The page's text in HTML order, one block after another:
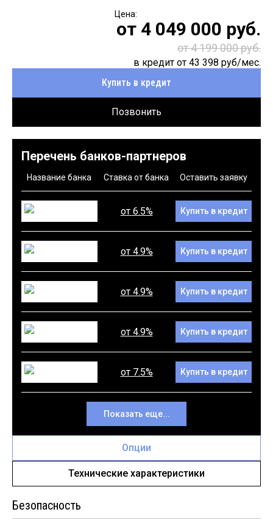
от 4 049 000 руб.
от 4 199 000 руб.
в кредит от 43 398 руб/мес.
Купить в кредит
Позвонить
Перечень банков-партнеров
Название банка Ставка от банка Оставить заявку
от 6.5% Купить в кредит
от 4.9% Купить в кредит
от 4.9% Купить в кредит
от 4.9% Купить в кредит
от 7.5% Купить в кредит
Показать еще...
Опции
Технические характеристики
Безопасность